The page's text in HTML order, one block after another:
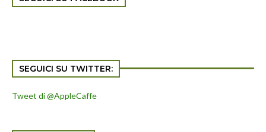
SEGUICI SU TWITTER:
Tweet di @AppleCaffe